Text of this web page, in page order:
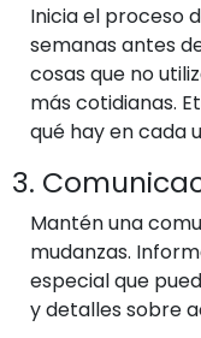
Inicia el proceso
semanas antes
cosas que no
más cotidianas.
qué hay en cada
3.
Mantén una
mudanzas.
especial que
y detalles sobre